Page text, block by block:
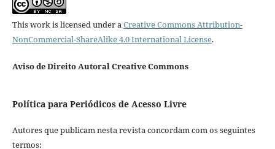
This work is licensed under aCreative Commons Attribution-
NonCommercial-ShareAlike 4.0 International License.
Aviso de Direito Autoral Creative Commons
Política para Periódicos de Acesso Livre
Autores que publicam nesta revista concordam com os seguintes
termos: